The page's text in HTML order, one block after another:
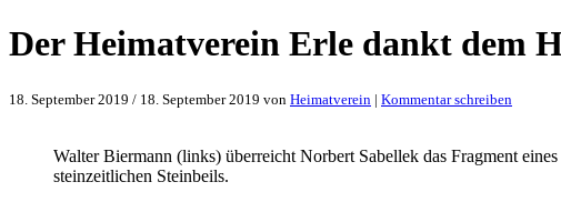
Der Heimatverein Erle dankt dem
18. September 2019 / 18. September 2019 von Heimatverein | Kommentar schreiben
Walter Biermann (links) überreicht Norbert Sabellek das Fragment eines
steinzeitlichen Steinbeils.